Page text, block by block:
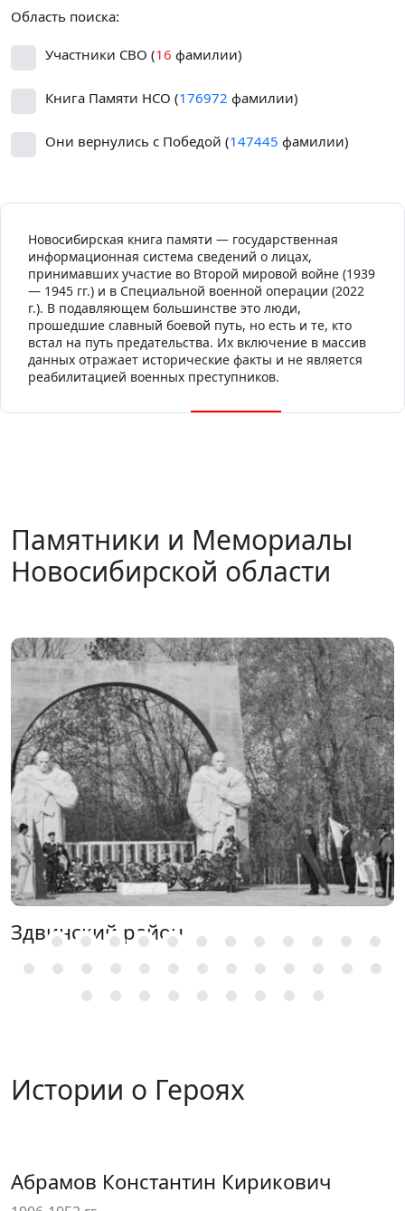
Область поиска:
Участники СВО (16 фамилии)
Книга Памяти НСО (176972 фамилии)
Они вернулись с Победой (147445 фамилии)
Новосибирская книга памяти — государственная
информационная система сведений о лицах,
принимавших участие во Второй мировой войне (1939
— 1945 гг.) и в Специальной военной операции (2022
г.). В подавляющем большинстве это люди,
прошедшие славный боевой путь, но есть и те, кто
встал на путь предательства. Их включение в массив
данных отражает исторические факты и не является
реабилитацией военных преступников.
Памятники и Мемориалы
Новосибирской области
Здвинский район
Истории о Героях
Абрамов Константин Кирикович